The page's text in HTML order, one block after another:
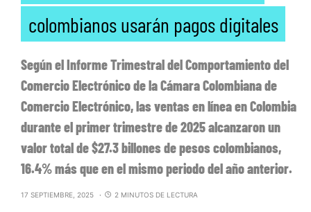
colombianos usarán pagos digitales
Según el Informe Trimestral del Comportamiento del
Comercio Electrónico de la Cámara Colombiana de
Comercio Electrónico, las ventas en línea en Colombia
durante el primer trimestre de 2025 alcanzaron un
valor total de $27.3 billones de pesos colombianos,
16.4% más que en el mismo periodo del año anterior.
17 SEPTIEMBRE, 2025 2 MINUTOS DE LECTURA